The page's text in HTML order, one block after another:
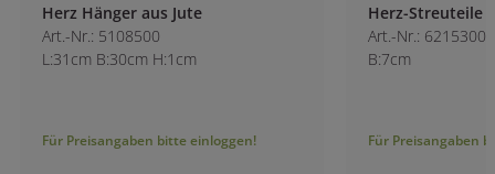
Herz Hänger aus Jute
Art.-Nr.: 5108500
L:31cm B:30cm H:1cm
Für Preisangaben bitte einloggen!
Herz-Streuteile
Art.-Nr.: 6215300
B:7cm
Für Preisangaben